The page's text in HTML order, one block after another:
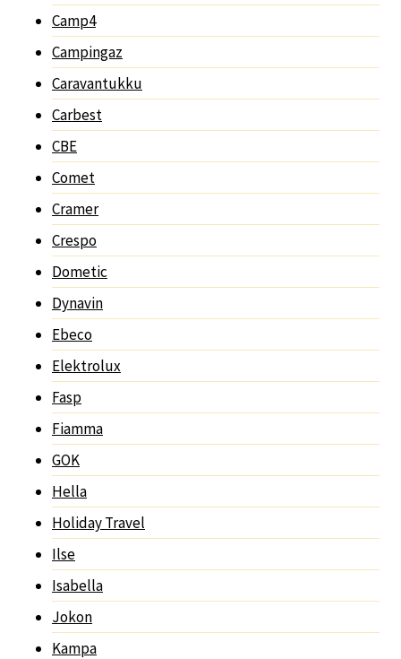
Camp4
Campingaz
Caravantukku
Carbest
CBE
Comet
Cramer
Crespo
Dometic
Dynavin
Ebeco
Elektrolux
Fasp
Fiamma
GOK
Hella
Holiday Travel
Ilse
Isabella
Jokon
Kampa